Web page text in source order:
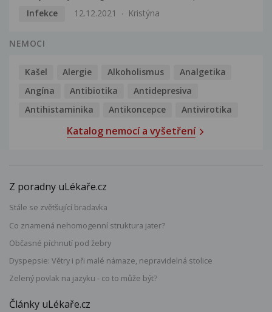
Infekce
12.12.2021 Kristýna
NEMOCI
Kašel Alergie Alkoholismus
Analgetika
Angína
Antibiotika
Antidepresiva
Antihistaminika
Antikoncepce Antivirotika
Katalog nemocí a vyšetření
Z poradny uLékaře.cz
Stále se zvětšující bradavka
Co znamená nehomogenní struktura jater?
Občasné píchnutí pod žebry
Dyspepsie: Větry i při malé námaze, nepravidelná stolice
Zelený povlak na jazyku - co to může být?
Články uLékaře.cz